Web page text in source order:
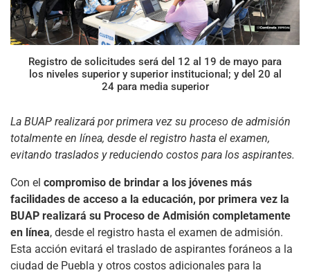
Registro de solicitudes será del 12 al 19 de mayo para
los niveles superior y superior institucional; y del 20 al
24 para media superior
La BUAP realizará por primera vez su proceso de admisión
totalmente en línea, desde el registro hasta el examen,
evitando traslados y reduciendo costos para los aspirantes.
Con el compromiso de brindar a los jóvenes más
facilidades de acceso a la educación, por primera vez la
BUAP realizará su Proceso de Admisión completamente
en línea, desde el registro hasta el examen de admisión.
Esta acción evitará el traslado de aspirantes foráneos a la
ciudad de Puebla y otros costos adicionales para la